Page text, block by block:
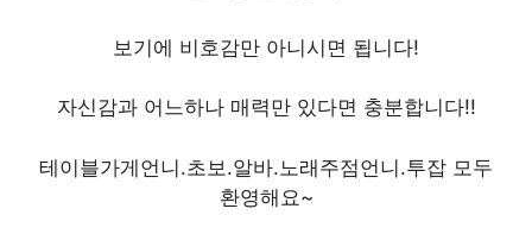
보기에 비호감만 아니시면 됩니다!
자신감과 어느하나 매력만 있다면 충분합니다!!
테이블가게언니.초보.알바.노래주점언니.투잡 모두
환영해요~